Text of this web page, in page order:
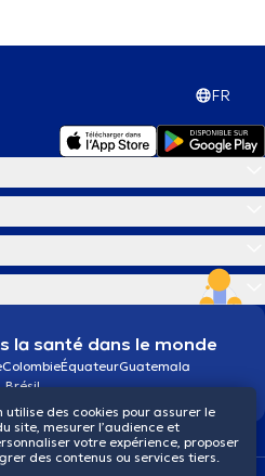
FR
la santé dans le monde
ColombieÉquateurGuatemala
Brésil
utilise des cookies pour assurer le
site, mesurer l’audience et
votre expérience, proposer
des contenus ou services tiers.